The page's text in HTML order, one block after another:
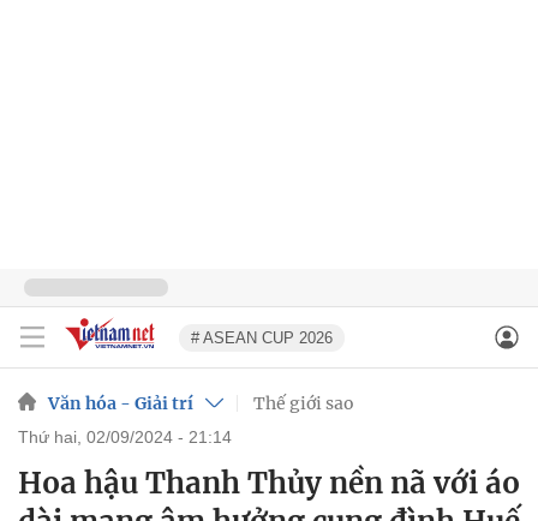
# ASEAN CUP 2026
Văn hóa - Giải trí Thế giới sao
thứ hai, 02/09/2024 - 21:14
Hoa hậu Thanh Thủy nền nã với áo